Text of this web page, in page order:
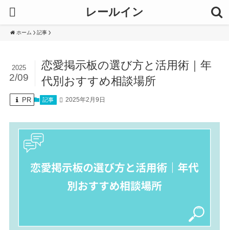
レールイン
ホーム 記事
恋愛掲示板の選び方と活用術｜年
代別おすすめ相談場所
2025
2/09
PR 記事 2025年2月9日